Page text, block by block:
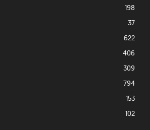
198
37
622
406
309
794
153
102